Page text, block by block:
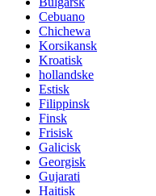
Cebuano
Chichewa
Korsikansk
Kroatisk
hollandske
Estisk
Filippinsk
Finsk
Frisisk
Galicisk
Georgisk
Gujarati
Haitisk